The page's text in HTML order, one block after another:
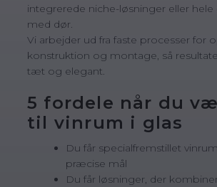
integrerede niche-løsninger eller hele
med dør.
Vi arbejder ud fra faste processer for
konstruktion og montage, så
tæt og elegant.
5 fordele når du
til vinrum i glas
Du får specialfremstillet
præcise mål
Du får løsninger, der